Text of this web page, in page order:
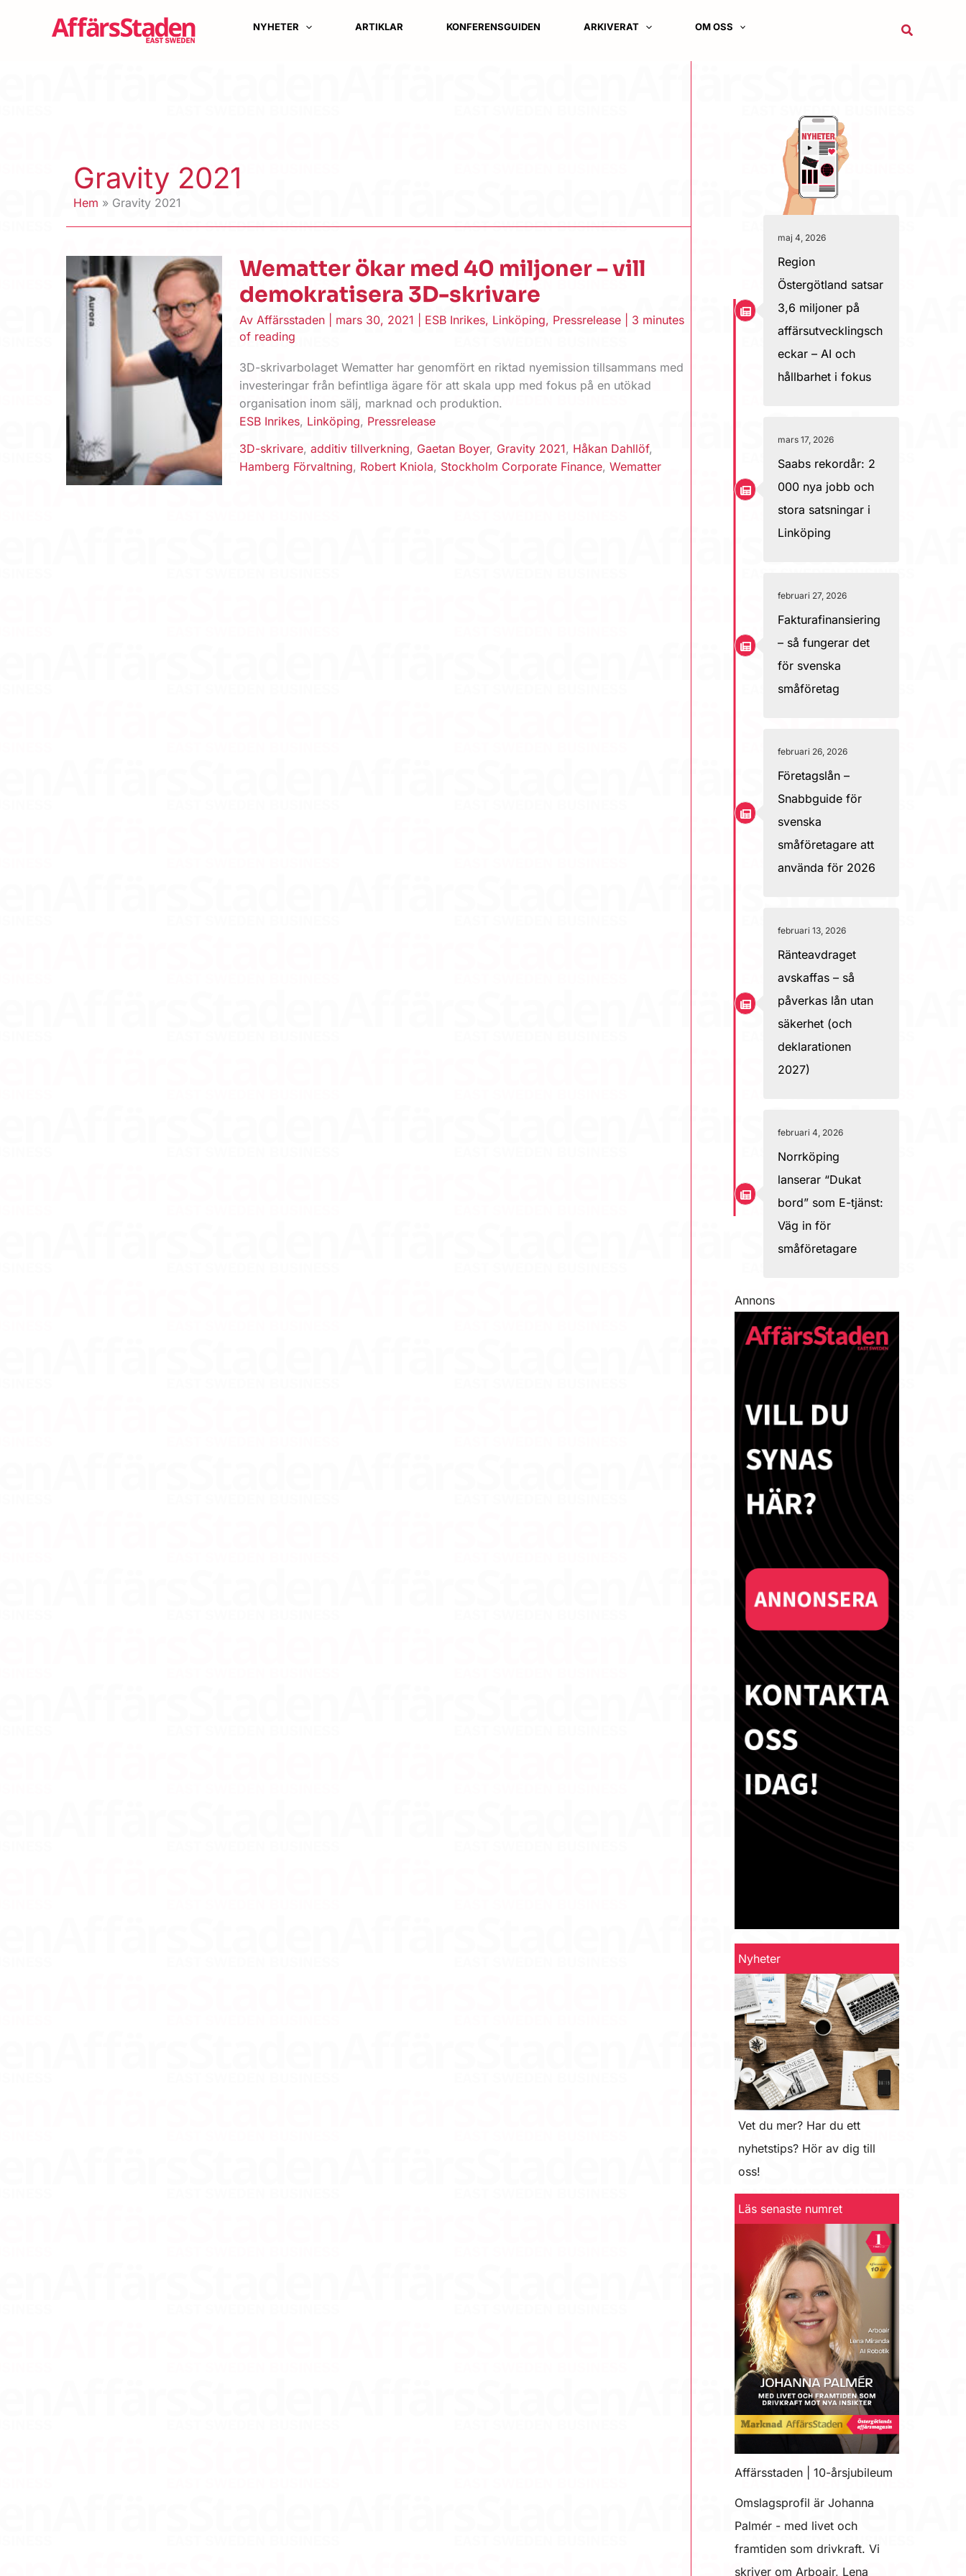
NYHETER ARTIKLAR KONFERENSGUIDEN ARKIVERAT OM OSS Sök
Gravity 2021
Hem Gravity 2021
Wematter ökar med 40 miljoner – vill
demokratisera 3D-skrivare
AvAffärsstaden mars 30, 2021 ESB Inrikes, Linköping, Pressrelease
3 minutes
of reading
3D-skrivarbolaget Wematter har genomfört en riktad nyemission tillsammans med
investeringar från befintliga ägare för att skala upp med fokus på en utökad
organisation inom sälj, marknad och produktion.
ESB Inrikes, Linköping, Pressrelease
3D-skrivare,additiv tillverkning, Gaetan Boyer, Gravity 2021, Håkan Dahllöf,
Hamberg Förvaltning, Robert Kniola, Stockholm Corporate Finance,Wematter
maj 4, 2026
Region
Östergötland satsar
3,6 miljoner på
affärsutvecklingsch
eckar – AI och
hållbarhet i fokus
mars 17, 2026
Saabs rekordår: 2
000 nya jobb och
stora satsningar i
Linköping
februari 27, 2026
Fakturafinansiering
– så fungerar det
för svenska
småföretag
februari 26, 2026
Företagslån –
Snabbguide för
svenska
småföretagare att
använda för 2026
februari 13, 2026
Ränteavdraget
avskaffas – så
påverkas lån utan
säkerhet (och
deklarationen
2027)
februari 4, 2026
Norrköping
lanserar “Dukat
bord” som E-tjänst:
Väg in för
småföretagare
Annons
Nyheter
Vet du mer? Har du ett
nyhetstips? Hör av dig till
oss!
Läs senaste numret
Affärsstaden | 10-årsjubileum
Omslagsprofil är Johanna
Palmér - med livet och
framtiden som drivkraft. Vi
skriver om Arboair, Lena